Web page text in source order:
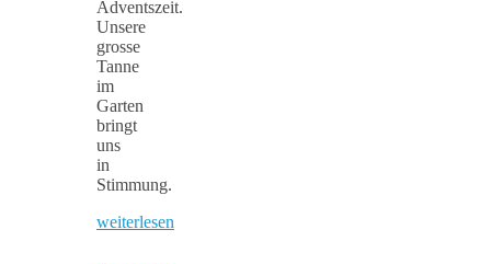
Adventszeit.
Unsere
grosse
Tanne
im
Garten
bringt
uns
in
Stimmung.
weiterlesen